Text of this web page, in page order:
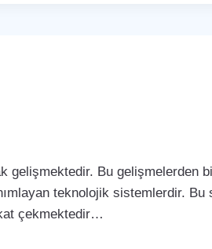
gelişmektedir. Bu gelişmelerden
teknolojik sistemlerdir. Bu
çekmektedir…